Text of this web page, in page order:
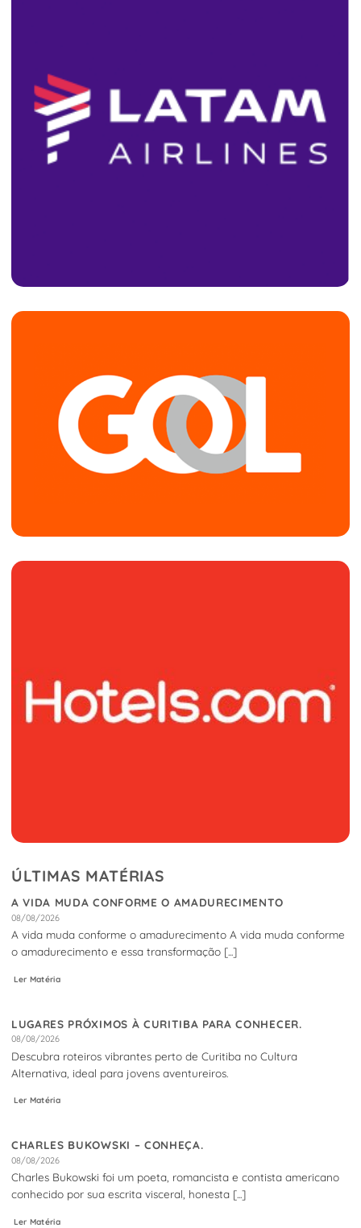
ÚLTIMAS MATÉRIAS
A VIDA MUDA CONFORME O AMADURECIMENTO
08/08/2026
A vida muda conforme o amadurecimento A vida muda conforme
o amadurecimento e essa transformação [...]
Ler Matéria
LUGARES PRÓXIMOS À CURITIBA PARA CONHECER.
08/08/2026
Descubra roteiros vibrantes perto de Curitiba no Cultura
Alternativa, ideal para jovens aventureiros.
Ler Matéria
CHARLES BUKOWSKI – CONHEÇA.
08/08/2026
Charles Bukowski foi um poeta, romancista e contista americano
conhecido por sua escrita visceral, honesta [...]
Ler Matéria